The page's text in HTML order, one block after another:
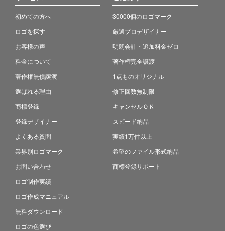
初めての方へ
ロゴを探す
お客様の声
料金について
著作権無償譲渡
選ばれる理由
商標登録
登録デザイナー
よくある質問
業界別ロゴマーク
お問い合わせ
ロゴ制作実績
ロゴ作成マニュアル
無料ダウンロード
ロゴの色選び
30000個のロゴマーク
厳選プロデザイナー
明朗会計・追加料金ゼロ
著作権完全譲渡
1点ものオリジナル
修正回数無制限
キャンセルＯＫ
スピード納品
実績1万件以上
希望のファイル形式納品
商標登録サポート